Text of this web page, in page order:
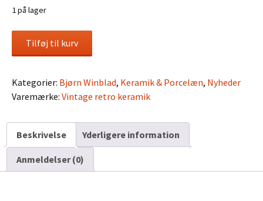
1 på lager
Vintage
no
70
Tilføj til kurv
Kategorier: Bjørn Winblad, Keramik & Porcelæn, Nyheder
Varemærke: Vintage retro keramik
Beskrivelse Yderligere information
Anmeldelser (0)